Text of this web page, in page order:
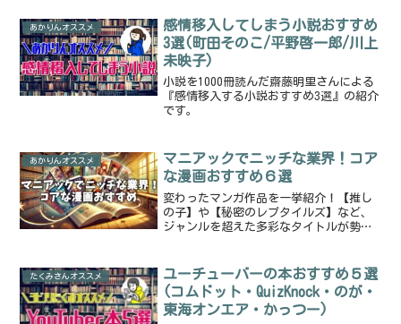
あかりんオススメ
感情移入してしまう小説おすすめ
3選(町田そのこ/平野啓一郎/川上
未映子)
小説を1000冊読んだ齋藤明里さんによる
『感情移入する小説おすすめ3選』の紹介
です。
あかりんオススメ
マニアックでニッチな業界！コア
な漫画おすすめ６選
変わったマンガ作品を一挙紹介！【推し
の子】や【秘密のレプタイルズ】など、
ジャンルを超えた多彩なタイトルが勢ぞ
なしでご紹介。次に読むべき一冊がきっ
と見つかる！
たくみさんオススメ
ユーチューバーの本おすすめ５選
(コムドット・QuizKnock・のが・
東海オンエア・かっつー)